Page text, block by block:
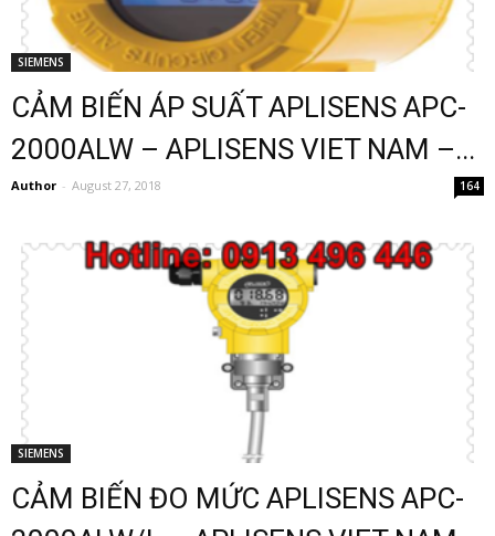
SIEMENS
CẢM BIẾN ÁP SUẤT APLISENS APC-
2000ALW – APLISENS VIET NAM –...
Author - August 27, 2018 164
SIEMENS
CẢM BIẾN ĐO MỨC APLISENS APC-